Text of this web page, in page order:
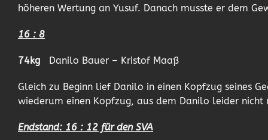
höheren Wertung an Yusuf. Danach musste er dem
16 : 8
74kg Danilo Bauer – Kristof Maaß
Gleich zu Beginn lief Danilo in einen Kopfzug seines
wiederum einen Kopfzug, aus dem Danilo leider
Endstand: 16 : 12 für den SVA